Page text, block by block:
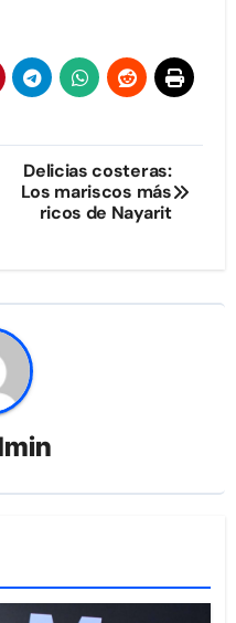
Delicias costeras:
Los mariscos más
ricos de Nayarit